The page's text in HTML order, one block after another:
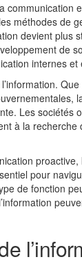
communication
méthodes de
devient
de
internes et
Les sociétés
à la
pour
de fonction